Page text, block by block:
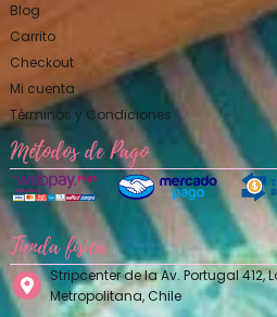
Blog
Carrito
Checkout
Mi cuenta
Términos y Condiciones
Métodos de Pago
Tienda física
Stripcenter de la Av. Portugal 412,
Metropolitana, Chile